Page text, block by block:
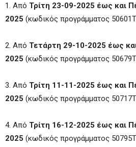
1. Από Τρίτη 23-09-2025 έως και
2025 (κωδικός προγράμματος
2. Από Τετάρτη 29-10-2025 έως
2025 (κωδικός προγράμματος
3. Από Τρίτη 11-11-2025 έως και
2025 (κωδικός προγράμματος
4. Από Τρίτη 16-12-2025 έως και
2025 (κωδικός προγράμματος